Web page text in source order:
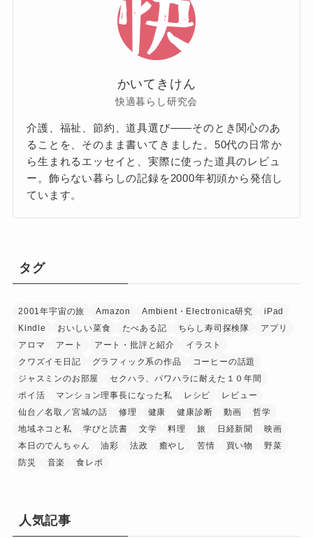
かいてきけん
快適暮らし研究会
介護、福祉、節約、道具選び——そのとき関心のあ
ることを、そのまま書いてきました。50代の日常か
ら生まれるエッセイと、実際に使った道具のレビュ
ー。飾らない暮らしの記録を2000年初頭から発信し
ています。
タグ
2001年宇宙の旅 Amazon Ambient・Electronica研究
iPad
Kindle
おいしい菜食 たべある記 ちらし寿司探検隊
アプリ
アロマ
アート アート・批評と紹介
イラスト
クワズイモ日記
グラフィック系の作品
コーヒーの話題
ジャスミンのお部屋
セクハラ、パワハラに耐えた１０年間
ポイ活
マンション理事長になった私 レシピ
レビュー
仙台／名取／宮城の話
修理 健康 健康診断 動画
哲学
地域ネコと私
学びと読書 文学 料理 旅 日経新聞
映画
本日のでんちゃん
油彩 法政 癒やし 苦情 買い物
野菜
防災
音楽 食レポ
人気記事